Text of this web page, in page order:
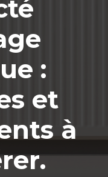
:
et
à